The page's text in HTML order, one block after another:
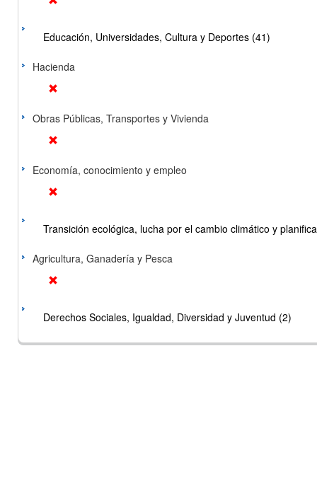
Educación, Universidades, Cultura y Deportes (41)
Hacienda
Obras Públicas, Transportes y Vivienda
Economía, conocimiento y empleo
Transición ecológica, lucha por el cambio climático y
Agricultura, Ganadería y Pesca
Derechos Sociales, Igualdad, Diversidad y Juventud (2)